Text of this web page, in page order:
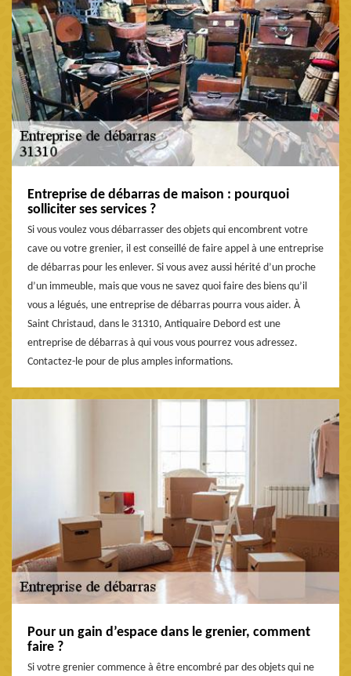
Entreprise de débarras de maison : pourquoi
solliciter ses services ?
Si vous voulez vous débarrasser des objets qui encombrent votre
cave ou votre grenier, il est conseillé de faire appel à une entreprise
de débarras pour les enlever. Si vous avez aussi hérité d’un proche
d’un immeuble, mais que vous ne savez quoi faire des biens qu’il
vous a légués, une entreprise de débarras pourra vous aider. À
Saint Christaud, dans le 31310, Antiquaire Debord est une
entreprise de débarras à qui vous vous pourrez vous adressez.
Contactez-le pour de plus amples informations.
Pour un gain d’espace dans le grenier, comment
faire ?
Si votre grenier commence à être encombré par des objets qui ne